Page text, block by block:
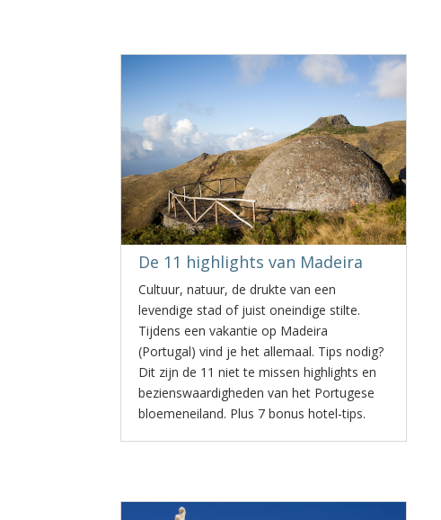
De 11 highlights van Madeira
Cultuur, natuur, de drukte van een
levendige stad of juist oneindige stilte.
Tijdens een vakantie op Madeira
(Portugal) vind je het allemaal. Tips nodig?
Dit zijn de 11 niet te missen highlights en
bezienswaardigheden van het Portugese
bloemeneiland. Plus 7 bonus hotel-tips.